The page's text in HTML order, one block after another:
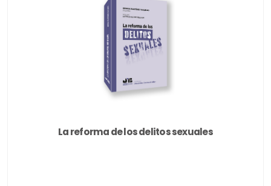
La reforma de los delitos sexuales